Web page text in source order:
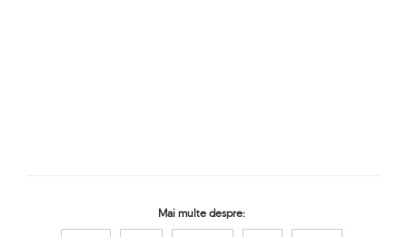
Mai multe despre: